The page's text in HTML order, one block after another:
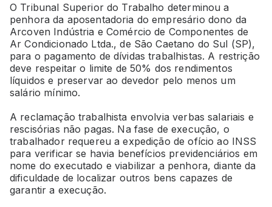
O Tribunal Superior do Trabalho determinou a
penhora da aposentadoria do empresário dono da
Arcoven Indústria e Comércio de Componentes de
Ar Condicionado Ltda., de São Caetano do Sul (SP),
para o pagamento de dívidas trabalhistas. A restrição
deve respeitar o limite de 50% dos rendimentos
líquidos e preservar ao devedor pelo menos um
salário mínimo.
A reclamação trabalhista envolvia verbas salariais e
rescisórias não pagas. Na fase de execução, o
trabalhador requereu a expedição de ofício ao INSS
para verificar se havia benefícios previdenciários em
nome do executado e viabilizar a penhora, diante da
dificuldade de localizar outros bens capazes de
garantir a execução.